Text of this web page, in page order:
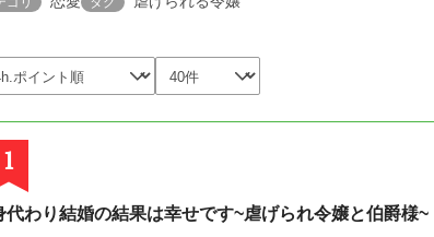
1
代わり結婚の結果は幸せです~虐げられ令嬢と伯爵様~